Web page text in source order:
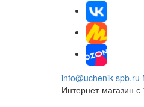
info@uchenik-spb.ru
Интернет-магазин с